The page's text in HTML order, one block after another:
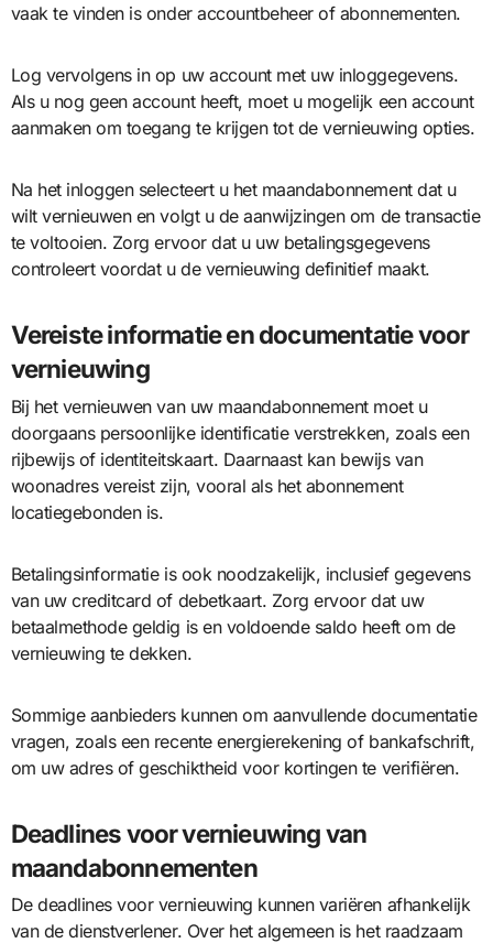
vaak te vinden is onder accountbeheer of abonnementen.
Log vervolgens in op uw account met uw inloggegevens.
Als u nog geen account heeft, moet u mogelijk een account
aanmaken om toegang te krijgen tot de vernieuwing opties.
Na het inloggen selecteert u het maandabonnement dat u
wilt vernieuwen en volgt u de aanwijzingen om de transactie
te voltooien. Zorg ervoor dat u uw betalingsgegevens
controleert voordat u de vernieuwing definitief maakt.
Vereiste informatie en documentatie voor
vernieuwing
Bij het vernieuwen van uw maandabonnement moet u
doorgaans persoonlijke identificatie verstrekken, zoals een
rijbewijs of identiteitskaart. Daarnaast kan bewijs van
woonadres vereist zijn, vooral als het abonnement
locatiegebonden is.
Betalingsinformatie is ook noodzakelijk, inclusief gegevens
van uw creditcard of debetkaart. Zorg ervoor dat uw
betaalmethode geldig is en voldoende saldo heeft om de
vernieuwing te dekken.
Sommige aanbieders kunnen om aanvullende documentatie
vragen, zoals een recente energierekening of bankafschrift,
om uw adres of geschiktheid voor kortingen te verifiëren.
Deadlines voor vernieuwing van
maandabonnementen
De deadlines voor vernieuwing kunnen variëren afhankelijk
van de dienstverlener. Over het algemeen is het raadzaam